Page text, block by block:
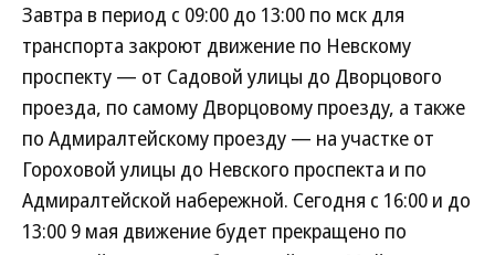
Завтра в период с 09:00 до 13:00 по мск для
транспорта закроют движение по Невскому
проспекту — от Садовой улицы до Дворцового
проезда, по самому Дворцовому проезду, а также
по Адмиралтейскому проезду — на участке от
Гороховой улицы до Невского проспекта и по
Адмиралтейской набережной. Сегодня с 16:00 и до
13:00 9 мая движение будет прекращено по